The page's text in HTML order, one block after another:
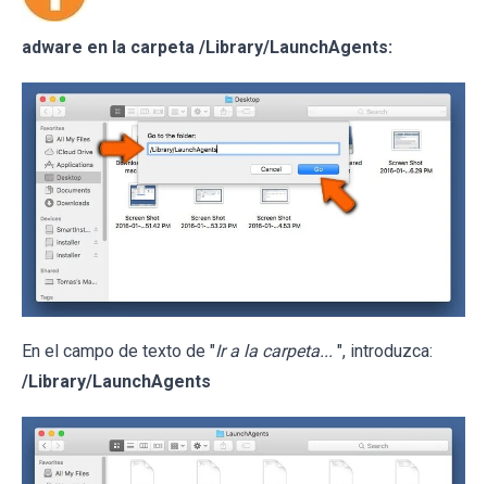
adware en la carpeta /Library/LaunchAgents:
En el campo de texto de "Ir a la carpeta... ", introduzca:
/Library/LaunchAgents